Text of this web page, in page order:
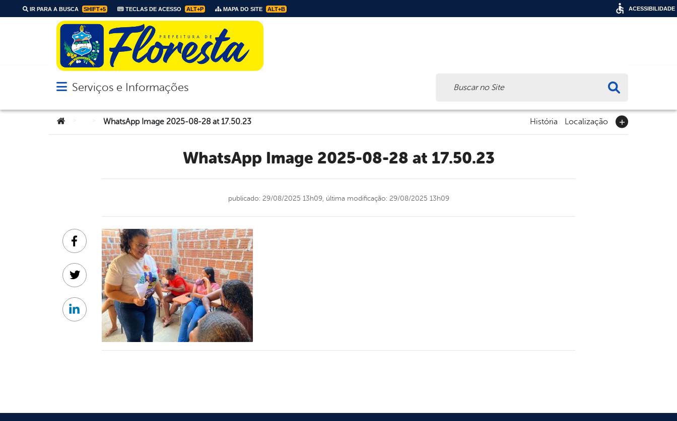
IR PARA A BUSCA SHIFT+5 TECLAS DE ACESSO ALT+P MAPA DO SITE ALT+B
Abrir menu principal de navegação
Serviços e Informações
Você está aqui:WhatsApp Image 2025-08-28 at 17.50.23 História Localização
WhatsApp Image 2025-08-28 at 17.50.23
publicado: 29/08/2025 13h09, última modificação: 29/08/2025 13h09
Facebook
Twitter
Linkedin
ACESSIBILIDADE